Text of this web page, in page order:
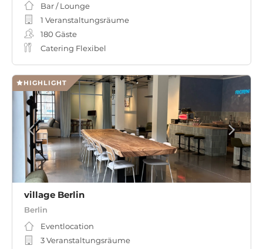
Bar / Lounge
1 Veranstaltungsräume
180 Gäste
Catering Flexibel
HIGHLIGHT
village Berlin
Berlin
Eventlocation
3 Veranstaltungsräume